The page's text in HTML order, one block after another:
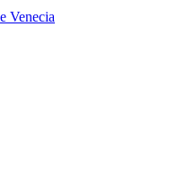
Venecia